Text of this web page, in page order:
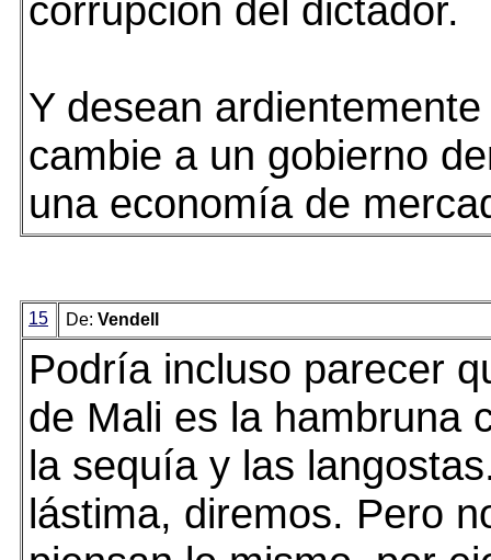
corrupción del dictador.
Y desean
cambie a un gobierno
una economía de
15 De: Vendell
Podría incluso parecer
de Mali es la hambruna
la sequía y las
lástima, diremos. Pero